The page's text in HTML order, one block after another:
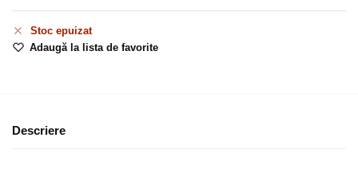
Stoc epuizat
Adaugă la lista de favorite
Descriere